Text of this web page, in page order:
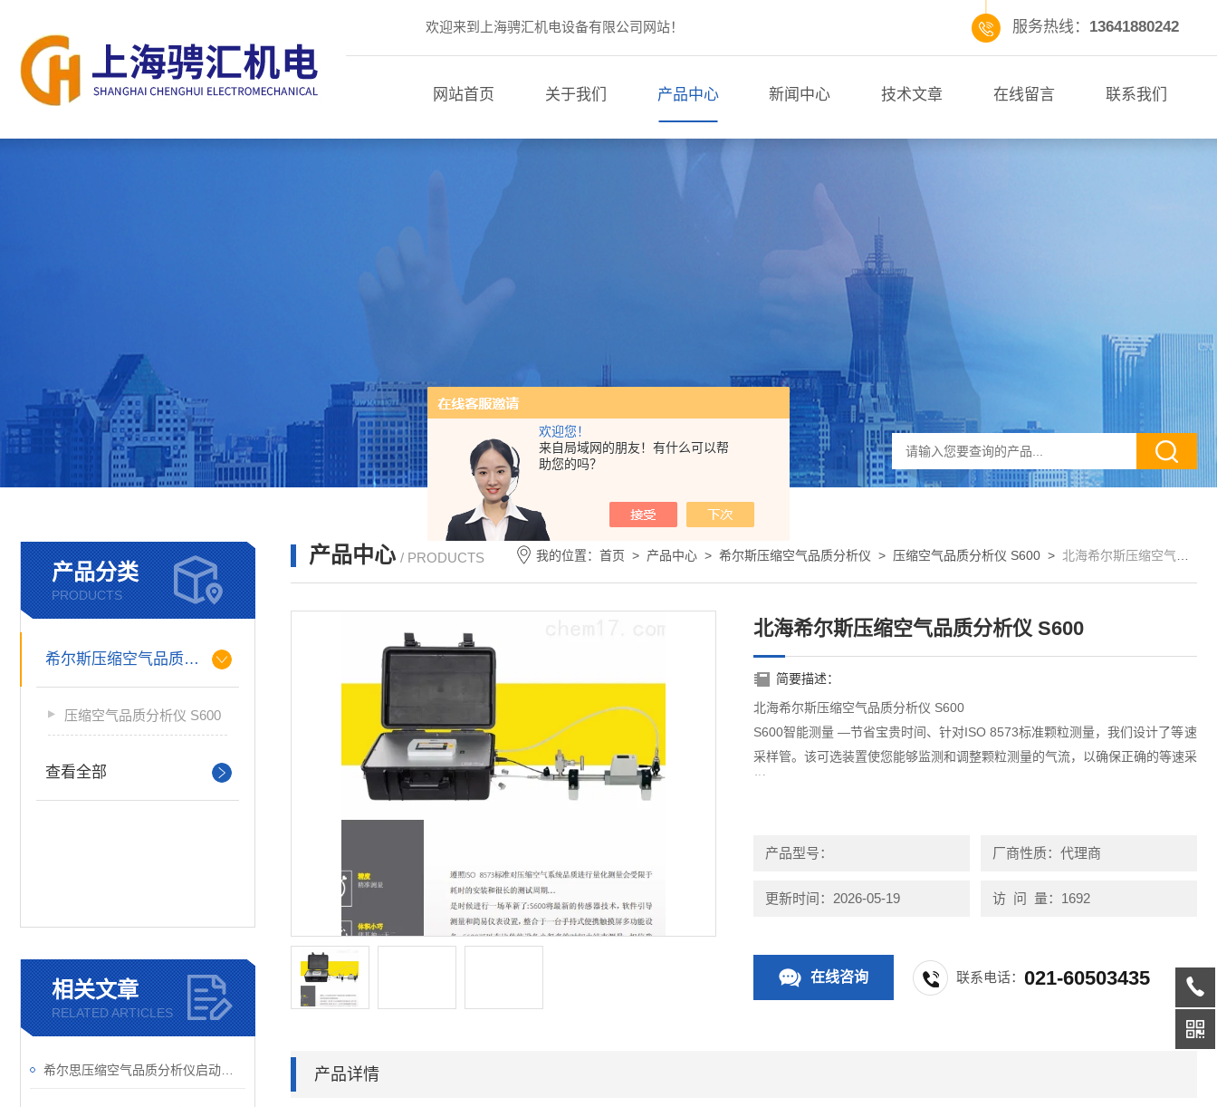
欢迎您！
来自局域网的朋友！有什么可以帮
助您的吗？
欢迎来到上海骋汇机电设备有限公司网站！ 服务热线： 13641880242
网站首页 关于我们 产品中心 新闻中心 技术文章 在线留言 联系我们
产品分类
PRODUCTS
希尔斯压缩空气品质分析仪
压缩空气品质分析仪 S600
查看全部
相关文章
RELATED ARTICLES
产品中心 / PRODUCTS 我的位置：首页 > 产品中心 >希尔斯压缩空气品质分析仪 > 压缩空气品质分析仪 S600 > 北海希尔斯压缩空气品质分析仪 S600
北海希尔斯压缩空气品质分析仪 S600
简要描述：
北海希尔斯压缩空气品质分析仪 S600
S600智能测量 —节省宝贵时间、针对ISO 8573标准颗粒测量，我们设计了等速
采样管。该可选装置使您能够监测和调整颗粒测量的气流，以确保正确的等速采
产品型号： 厂商性质：代理商
更新时间：2026-05-19 访 问 量：1692
在线咨询 联系电话：021-60503435
产品详情